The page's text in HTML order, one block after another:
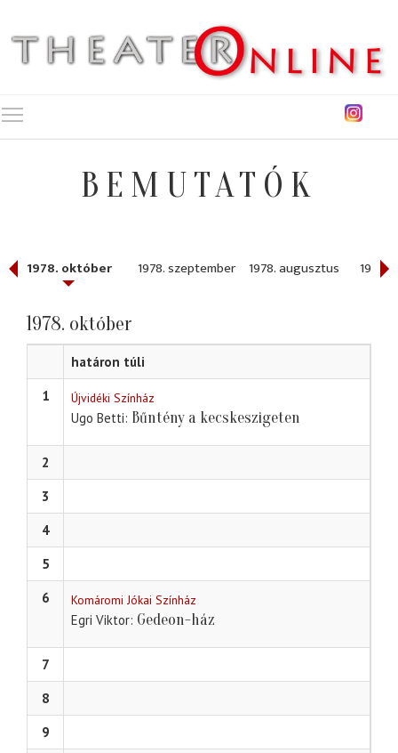
BEMUTATÓK
1978. október 1978. szeptember 1978. augusztus 1978.
1978. október
határon túli
1
Újvidéki Színház
Ugo Betti Bűntény a kecskeszigeten
2
3
4
5
6
Komáromi Jókai Színház
Egri Viktor Gedeon-ház
7
8
9